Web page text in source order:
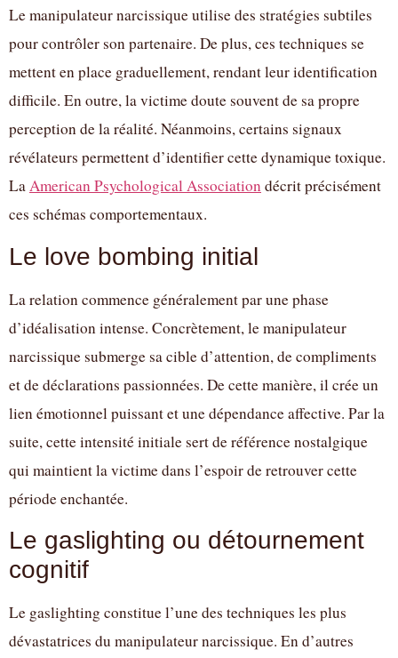
Le manipulateur narcissique utilise des stratégies subtiles
pour contrôler son partenaire. De plus, ces techniques se
mettent en place graduellement, rendant leur identification
difficile. En outre, la victime doute souvent de sa propre
perception de la réalité. Néanmoins, certains signaux
révélateurs permettent d’identifier cette dynamique toxique.
LaAmerican Psychological Associationdécrit précisément
ces schémas comportementaux.
Le love bombing initial
La relation commence généralement par une phase
d’idéalisation intense. Concrètement, le manipulateur
narcissique submerge sa cible d’attention, de compliments
et de déclarations passionnées. De cette manière, il crée un
lien émotionnel puissant et une dépendance affective. Par la
suite, cette intensité initiale sert de référence nostalgique
qui maintient la victime dans l’espoir de retrouver cette
période enchantée.
Le gaslighting ou détournement
cognitif
Le gaslighting constitue l’une des techniques les plus
dévastatrices du manipulateur narcissique. En d’autres